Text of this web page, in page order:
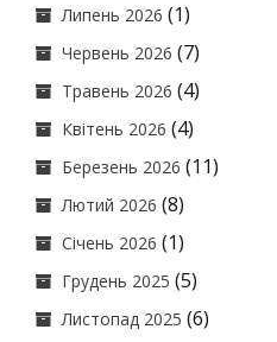
Липень 2026 (1)
Червень 2026 (7)
Травень 2026 (4)
Квітень 2026 (4)
Березень 2026 (11)
Лютий 2026 (8)
Січень 2026 (1)
Грудень 2025 (5)
Листопад 2025 (6)